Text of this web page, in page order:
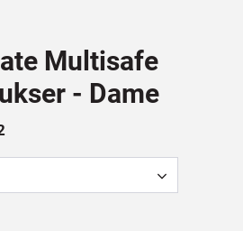
Multisafe
- Dame